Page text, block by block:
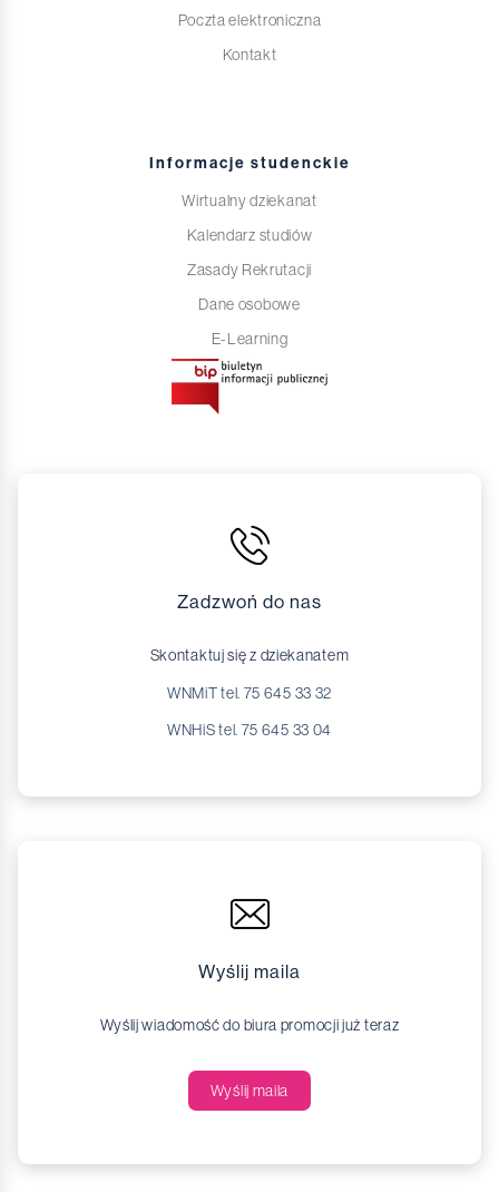
Poczta elektroniczna
Kontakt
Informacje studenckie
Wirtualny dziekanat
Kalendarz studiów
Zasady Rekrutacji
Dane osobowe
E-Learning
Zadzwoń do nas
Skontaktuj się z dziekanatem
WNMiT tel. 75 645 33 32
WNHiS tel. 75 645 33 04
Wyślij maila
Wyślij wiadomość do biura promocji już teraz
Wyślij maila